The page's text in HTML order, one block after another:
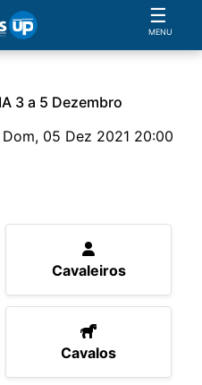
☰
MENU
3 a 5 Dezembro
05 Dez 2021 20:00
Cavaleiros
Cavalos